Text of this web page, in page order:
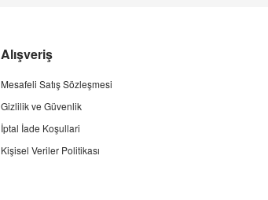
Alışveriş
Mesafeli Satış Sözleşmesi
Gizlilik ve Güvenlik
İptal İade Koşullari
Kişisel Veriler Politikası